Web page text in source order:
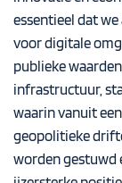
essentieel dat
voor digitale
publieke
infrastructuur,
waarin vanuit
geopolitieke
worden gestuwd